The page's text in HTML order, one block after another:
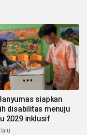
siapkan
disabilitas menuju
2029 inklusif